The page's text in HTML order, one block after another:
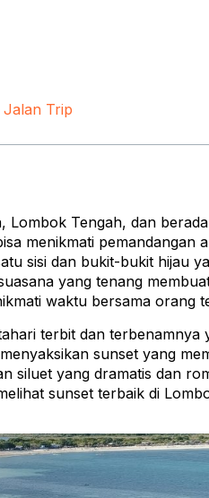
Trip
Lombok Tengah, dan
menikmati pemandangan
sisi dan bukit-bukit hijau
yang tenang
waktu bersama orang
terbit dan terbenamnya
sunset yang
siluet yang dramatis dan
sunset terbaik di